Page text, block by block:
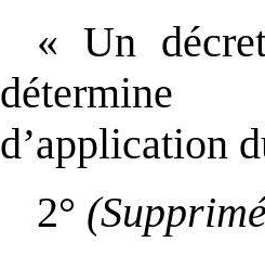
« Un
d’application
2°